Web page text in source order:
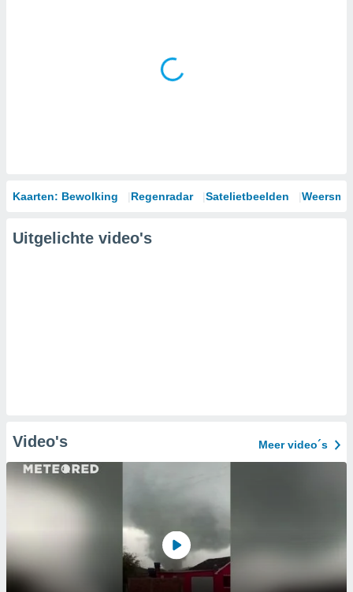
Kaarten: Bewolking Regenradar Satelietbeelden
Uitgelichte video's
Video's Meer video´s